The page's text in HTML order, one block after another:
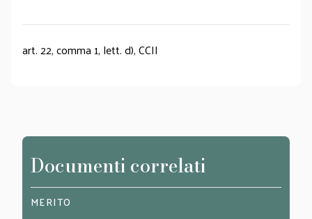
art. 22, comma 1, lett. d), CCII
Documenti correlati
MERITO